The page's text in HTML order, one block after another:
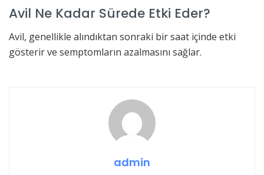
Avil Ne Kadar Sürede Etki Eder?
Avil, genellikle alındıktan sonraki bir saat içinde etki
gösterir ve semptomların azalmasını sağlar.
admin